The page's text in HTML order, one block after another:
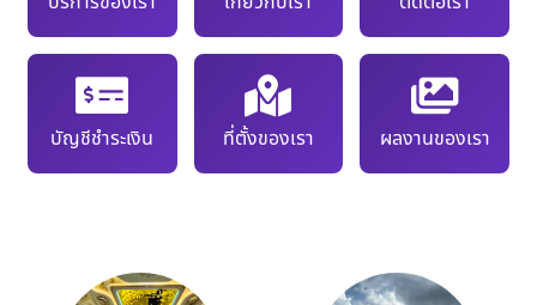
บัญชีชำระเงิน ที่ตั้งของเรา ผลงานของเรา